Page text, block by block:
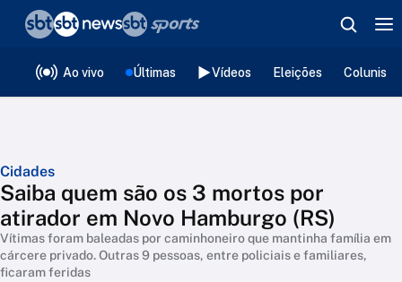
Ao vivo Últimas Vídeos Eleições
Cidades
Saiba quem são os 3 mortos por
atirador em Novo Hamburgo (RS)
Vítimas foram baleadas por caminhoneiro que mantinha família em
cárcere privado. Outras 9 pessoas, entre policiais e familiares,
ficaram feridas
❮voltar
Editorias